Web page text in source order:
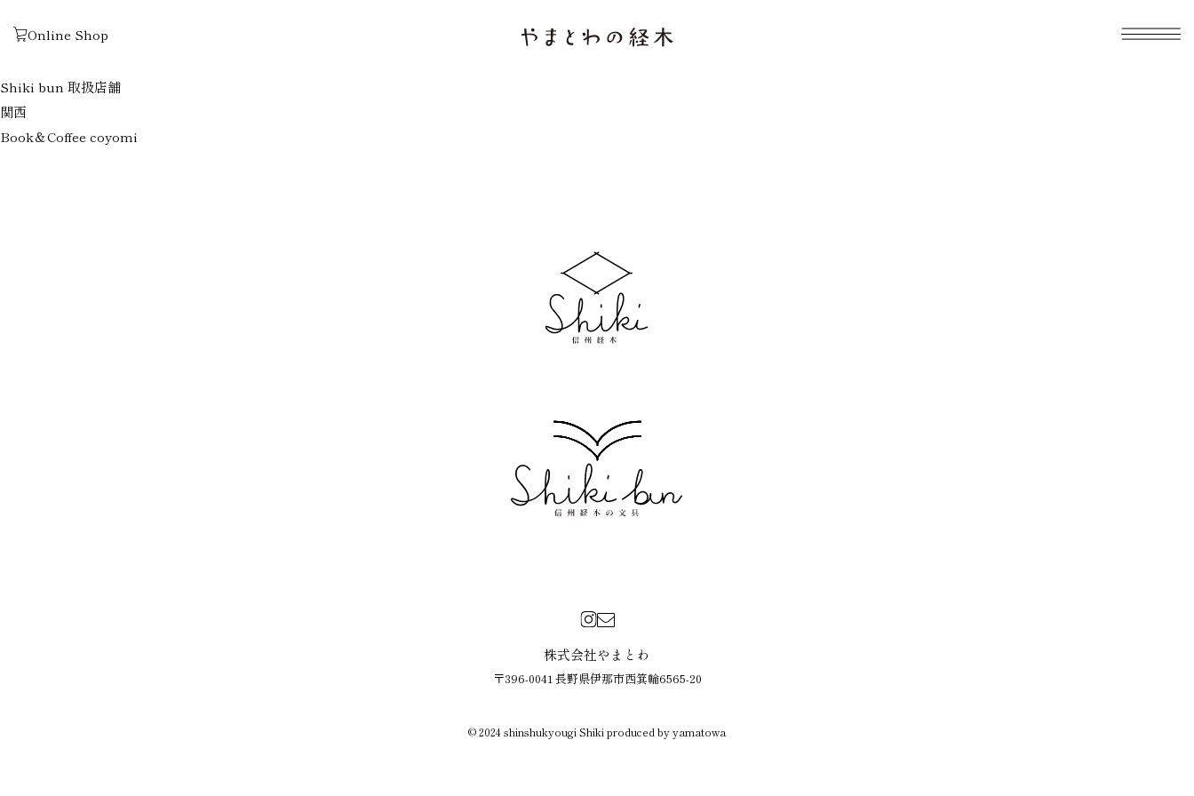
Online Shop
Book＆Coffee coyomi
Shiki bun 取扱店舗
関西
Book＆Coffee coyomi
株式会社やまとわ
〒396-0041 長野県伊那市西箕輪6565-20
© 2024 shinshukyougi Shiki produced by yamatowa